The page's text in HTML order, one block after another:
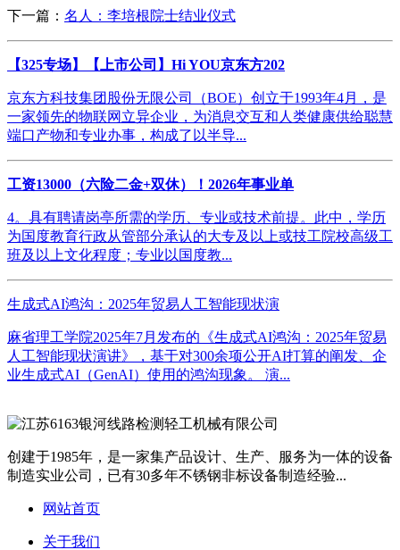
下一篇： 名人：李培根院士结业仪式
【325专场】【上市公司】Hi YOU京东方202
京东方科技集团股份无限公司（BOE）创立于1993年4月，是
一家领先的物联网立异企业，为消息交互和人类健康供给聪慧
端口产物和专业办事，构成了以半导...
工资13000（六险二金+双休）！2026年事业单
4。具有聘请岗亭所需的学历、专业或技术前提。此中，学历
为国度教育行政从管部分承认的大专及以上或技工院校高级工
班及以上文化程度；专业以国度教...
生成式AI鸿沟：2025年贸易人工智能现状演
麻省理工学院2025年7月发布的《生成式AI鸿沟：2025年贸易
人工智能现状演讲》，基于对300余项公开AI打算的阐发、企
业生成式AI（GenAI）使用的鸿沟现象。 演...
创建于1985年，是一家集产品设计、生产、服务为一体的设备
制造实业公司，已有30多年不锈钢非标设备制造经验...
网站首页
关于我们